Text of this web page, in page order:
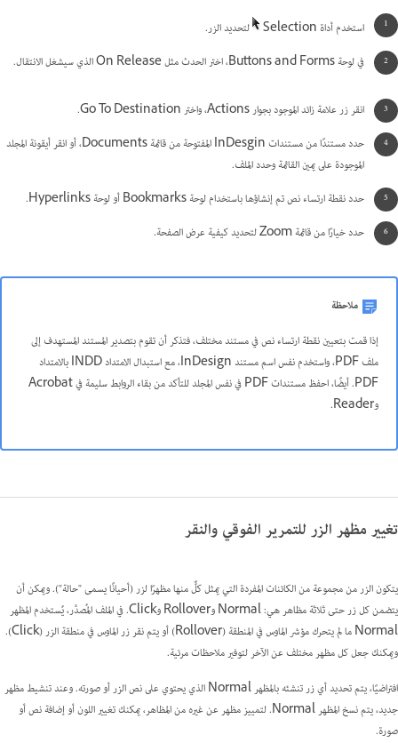
استخدم أداة Selection
لتحديد الزر.
في لوحة Buttons and Forms، اختر الحدث مثل On Release الذي سيشغل الانتقال.
انقر زر علامة زائد الموجود بجوار Actions، واختر Go To Destination.
حدد مستندًا من مستندات InDesgin المفتوحة من قائمة Documents، أو انقر أيقونة المجلد
الموجودة على يمين القائمة وحدد الملف.
حدد نقطة ارتساء نص تم إنشاؤها باستخدام لوحة Bookmarks أو لوحة Hyperlinks.
حدد خيارًا من قائمة Zoom لتحديد كيفية عرض الصفحة.
ملاحظة
إذا قمت بتعيين نقطة ارتساء نص في مستند مختلف، فتذكر أن تقوم بتصدير المستند المستهدف إلى
ملف PDF، واستخدم نفس اسم مستند InDesign، مع استبدال الامتداد INDD بالامتداد
PDF. أيضًا، احفظ مستندات PDF في نفس المجلد للتأكد من بقاء الروابط سليمة في Acrobat
وReader.
تغيير مظهر الزر للتمرير الفوقي والنقر
يتكون الزر من مجموعة من الكائنات المفردة التي يمثل كلٌّ منها مظهرًا لزر (أحيانًا يسمى "حالة"). ويمكن أن
يتضمن كل زر حتى ثلاثة مظاهر هي: Normal وRollover وClick. في الملف المُصدَّر، يُستخدم المظهر
Normal ما لم يتحرك مؤشر الماوس في المنطقة (Rollover) أو يتم نقر زر الماوس في منطقة الزر (Click).
ويمكنك جعل كل مظهر مختلف عن الآخر لتوفير ملاحظات مرئية.
افتراضيًا، يتم تحديد أي زر تنشئه بالمظهر Normal الذي يحتوي على نص الزر أو صورته. وعند تنشيط مظهر
جديد، يتم نسخ المظهر Normal. لتمييز مظهر عن غيره من المظاهر، يمكنك تغيير اللون أو إضافة نص أو
صورة.